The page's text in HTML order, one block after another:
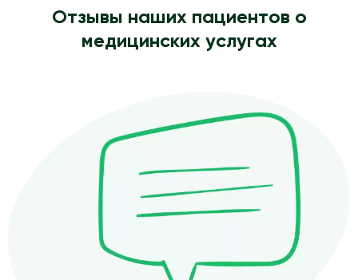
Отзывы наших пациентов о
медицинских услугах